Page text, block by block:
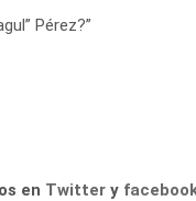
Pérez?”
en Twitter y